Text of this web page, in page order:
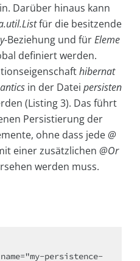
Darüber hinaus kann
für die besitzende
-Beziehung und fürEleme
definiert werden.
hibernat
in der Datei persisten
(Listing 3). Das führt
Persistierung der
ohne dass jede@
einer zusätzlichen @Or
werden muss.